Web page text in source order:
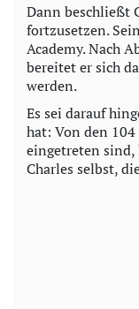
Dann beschließt
fortzusetzen.
Academy. Nach
bereitet er sich
werden.
Es sei darauf
hat: Von den
eingetreten
Charles selbst,